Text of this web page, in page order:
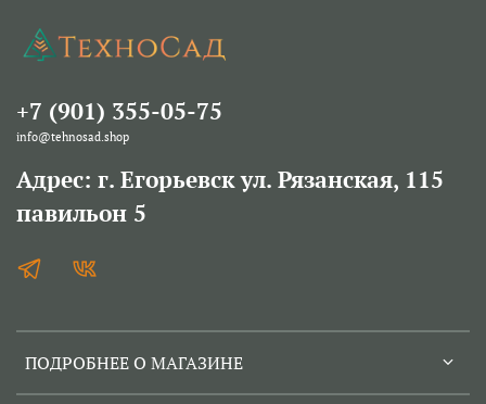
ПОДРОБНЕЕ О МАГАЗИНЕ
+7 (901) 355-05-75
info@tehnosad.shop
Адрес: г. Егорьевск ул. Рязанская, 115
павильон 5